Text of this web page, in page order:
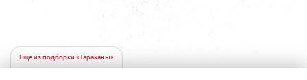
Еще из подборки «Тараканы»